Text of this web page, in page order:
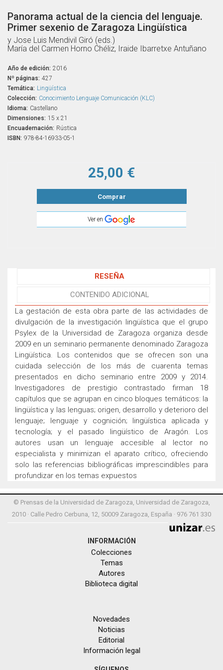
Panorama actual de la ciencia del lenguaje.
Primer sexenio de Zaragoza Lingüística
y Jose Luis Mendivil Giró (eds.)
María del Carmen Horno Chéliz, Iraide Ibarretxe Antuñano
Año de edición: 2016
Nº páginas: 427
Temática: Lingüística
Colección: Conocimiento Lenguaje Comunicación (KLC)
Idioma: Castellano
Dimensiones: 15 x 21
Encuadernación: Rústica
ISBN: 978-84-16933-05-1
25,00 €
Comprar
Ver en
RESEÑA
CONTENIDO ADICIONAL
La gestación de esta obra parte de las actividades de
divulgación de la investigación lingüística que el grupo
Psylex de la Universidad de Zaragoza organiza desde
2009 en un seminario permanente denominado Zaragoza
Lingüística. Los contenidos que se ofrecen son una
cuidada selección de los más de cuarenta temas
presentados en dicho seminario entre 2009 y 2014.
Investigadores de prestigio contrastado firman 18
capítulos que se agrupan en cinco bloques temáticos: la
lingüística y las lenguas; origen, desarrollo y deterioro del
lenguaje; lenguaje y cognición; lingüística aplicada y
tecnología; y el pasado lingüístico de Aragón. Los
autores usan un lenguaje accesible al lector no
especialista y minimizan el aparato crítico, ofreciendo
solo las referencias bibliográficas imprescindibles para
profundizar en los temas expuestos
© Prensas de la Universidad de Zaragoza, Universidad de Zaragoza,
2010 · Calle Pedro Cerbuna, 12, 50009 Zaragoza, España · 976 761 330
INFORMACIÓN
Colecciones
Temas
Autores
Biblioteca digital
Novedades
Noticias
Editorial
Información legal